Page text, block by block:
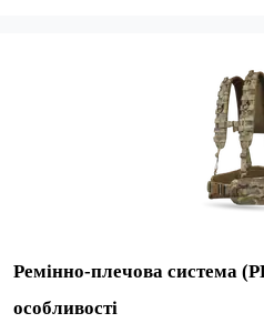
Ремінно-плечова система
особливості